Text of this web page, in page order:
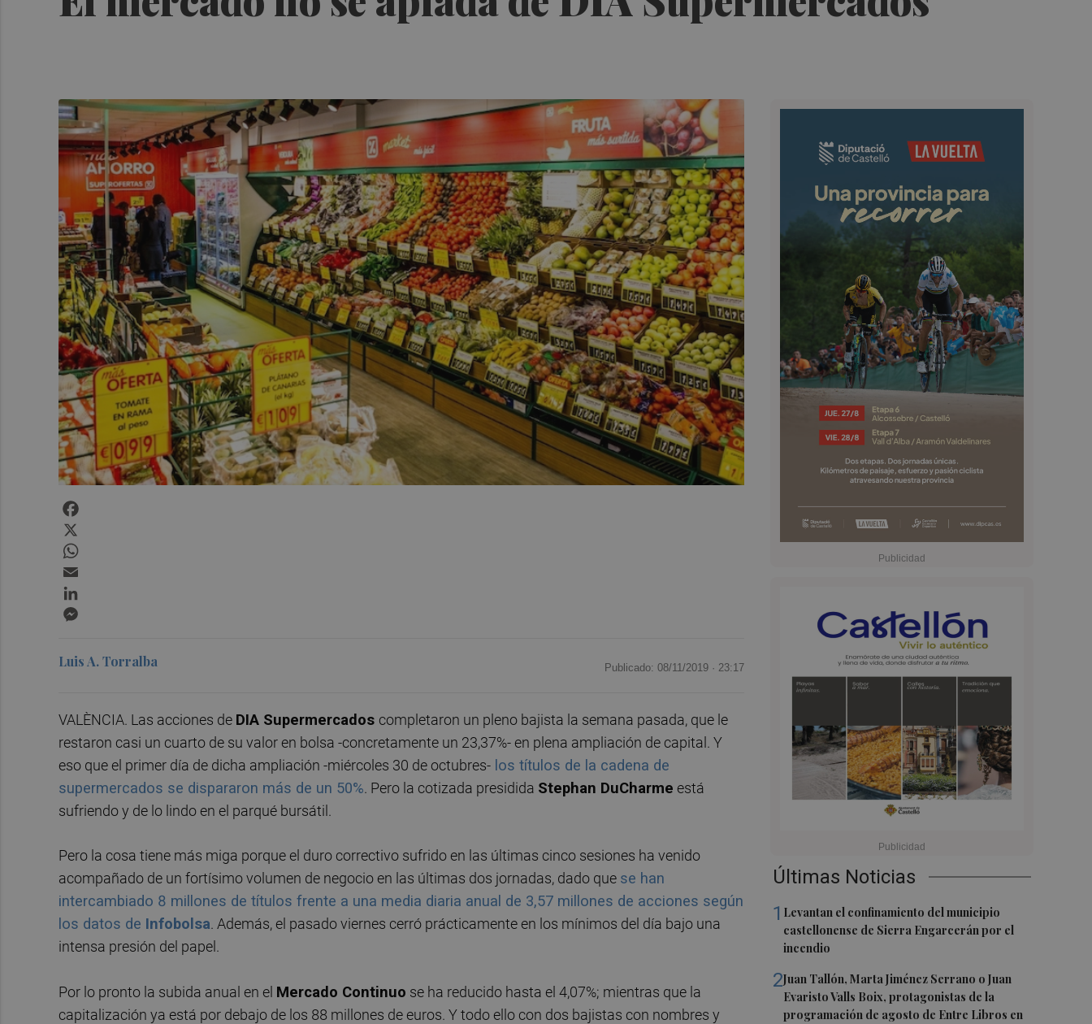
Últimas Noticias
1 Levantan el confinamiento del municipio
castellonense de Sierra Engarcerán por el
incendio
2Juan Tallón, Marta Jiménez Serrano o Juan
Evaristo Valls Boix, protagonistas de la
programación de agosto de Entre Libros en
Luis A. Torralba Publicado: 08/11/2019 · 23:17
VALÈNCIA. Las acciones de DIA Supermercados completaron un pleno bajista la semana pasada, que le
restaron casi un cuarto de su valor en bolsa -concretamente un 23,37%- en plena ampliación de capital. Y
eso que el primer día de dicha ampliación -miércoles 30 de octubres- los títulos de la cadena de
supermercados se dispararon más de un 50%. Pero la cotizada presidida Stephan DuCharme está
sufriendo y de lo lindo en el parqué bursátil.
Pero la cosa tiene más miga porque el duro correctivo sufrido en las últimas cinco sesiones ha venido
acompañado de un fortísimo volumen de negocio en las últimas dos jornadas, dado que se han
intercambiado 8 millones de títulos frente a una media diaria anual de 3,57 millones de acciones según
los datos de Infobolsa. Además, el pasado viernes cerró prácticamente en los mínimos del día bajo una
intensa presión del papel.
Por lo pronto la subida anual en el Mercado Continuo se ha reducido hasta el 4,07%; mientras que la
capitalización ya está por debajo de los 88 millones de euros. Y todo ello con dos bajistas con nombres y